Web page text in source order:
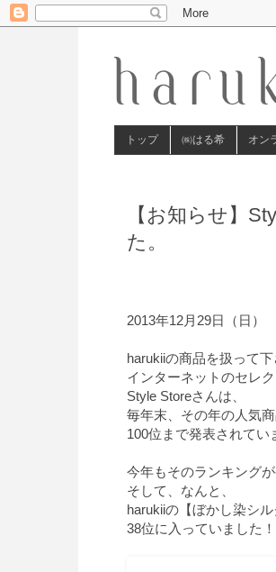
トップ ㈱はる希 オン
【お知らせ】
た。
2013年12月29日（日）
harukiiの商品を扱って
インターネットのセレク
Style Storeさんは、
毎年末、その年の人気
100位まで発表されてい
今年もそのランキングが
そして、なんと、
harukiiの【ぼかし染シ
38位に入っていました！